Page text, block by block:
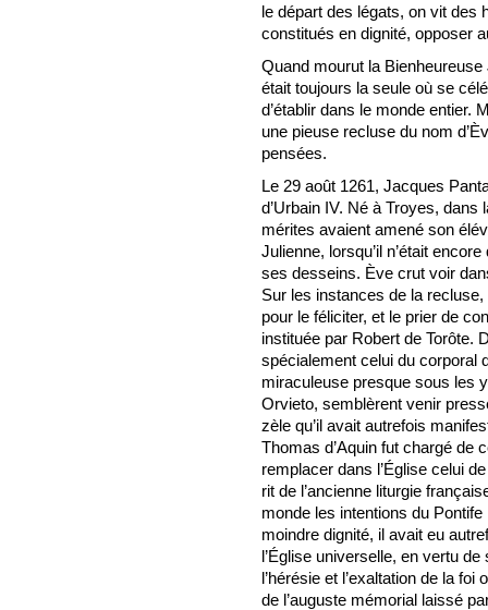
le départ des légats, on vit des
constitués en dignité, opposer
Quand mourut la Bienheureuse
était toujours la seule où se
d’établir dans le monde entier.
une pieuse recluse du nom
pensées.
Le 29 août 1261, Jacques
d’Urbain IV. Né à Troyes,
mérites avaient amené son
Julienne, lorsqu’il n’était
ses desseins. Ève crut voir
Sur les instances de la
pour le féliciter, et le prier de
instituée par Robert de Torôte.
spécialement celui du corporal
miraculeuse presque sous les
Orvieto, semblèrent venir
zèle qu’il avait autrefois
Thomas d’Aquin fut chargé de
remplacer dans l’Église celui
rit de l’ancienne liturgie
monde les intentions du
moindre dignité, il avait eu
l’Église universelle, en vertu
l’hérésie et l’exaltation de la
de l’auguste mémorial laissé